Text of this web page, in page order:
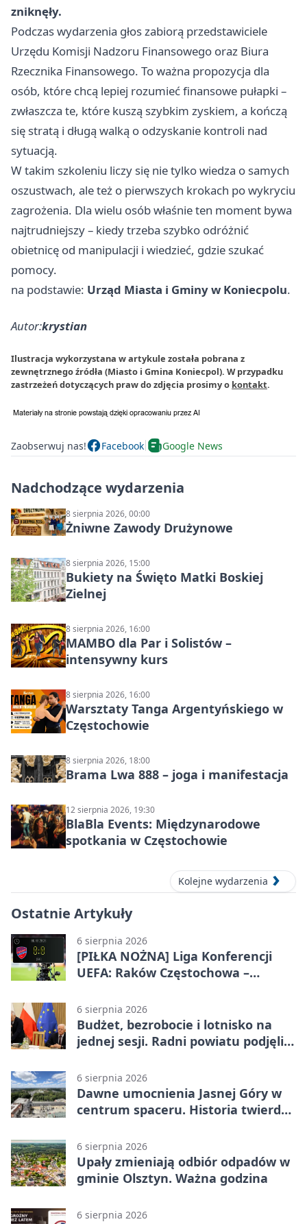
zniknęły.
Podczas wydarzenia głos zabiorą przedstawiciele
Urzędu Komisji Nadzoru Finansowego oraz Biura
Rzecznika Finansowego. To ważna propozycja dla
osób, które chcą lepiej rozumieć finansowe pułapki –
zwłaszcza te, które kuszą szybkim zyskiem, a kończą
się stratą i długą walką o odzyskanie kontroli nad
sytuacją.
W takim szkoleniu liczy się nie tylko wiedza o samych
oszustwach, ale też o pierwszych krokach po wykryciu
zagrożenia. Dla wielu osób właśnie ten moment bywa
najtrudniejszy – kiedy trzeba szybko odróżnić
obietnicę od manipulacji i wiedzieć, gdzie szukać
pomocy.
na podstawie: Urząd Miasta i Gminy w Koniecpolu.
Autor:krystian
Ilustracja wykorzystana w artykule została pobrana z
zewnętrznego źródła (Miasto i Gmina Koniecpol). W przypadku
zastrzeżeń dotyczących praw do zdjęcia prosimy o kontakt.
Zaobserwuj nas! Facebook Google News
Nadchodzące wydarzenia
8 sierpnia 2026, 00:00
Żniwne Zawody Drużynowe
8 sierpnia 2026, 15:00
Bukiety na Święto Matki Boskiej
Zielnej
8 sierpnia 2026, 16:00
MAMBO dla Par i Solistów –
intensywny kurs
8 sierpnia 2026, 16:00
Warsztaty Tanga Argentyńskiego w
Częstochowie
8 sierpnia 2026, 18:00
Brama Lwa 888 – joga i manifestacja
12 sierpnia 2026, 19:30
BlaBla Events: Międzynarodowe
spotkania w Częstochowie
Kolejne wydarzenia
Ostatnie Artykuły
6 sierpnia 2026
[PIŁKA NOŻNA] Liga Konferencji
UEFA: Raków Częstochowa –
meczu III rundy eliminacji
6 sierpnia 2026
Budżet, bezrobocie i lotnisko na
jednej sesji. Radni powiatu podjęli
6 sierpnia 2026
Dawne umocnienia Jasnej Góry w
centrum spaceru. Historia twierdzy
6 sierpnia 2026
Upały zmieniają odbiór odpadów w
gminie Olsztyn. Ważna godzina
6 sierpnia 2026